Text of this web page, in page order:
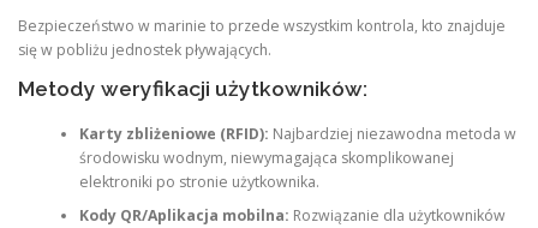
Bezpieczeństwo w marinie to przede wszystkim kontrola, kto znajduje
się w pobliżu jednostek pływających.
Metody weryfikacji użytkowników:
Karty zbliżeniowe (RFID): Najbardziej niezawodna metoda w
środowisku wodnym, niewymagająca skomplikowanej
elektroniki po stronie użytkownika.
Kody QR/Aplikacja mobilna: Rozwiązanie dla użytkowników